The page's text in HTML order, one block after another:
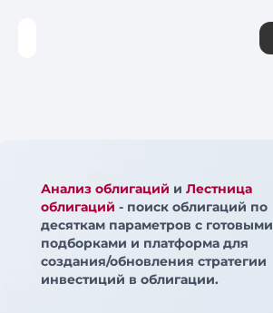
Анализ облигаций и Лестница
облигаций - поиск облигаций по
десяткам параметров с готовыми
подборками и платформа для
создания/обновления стратегии
инвестиций в облигации.